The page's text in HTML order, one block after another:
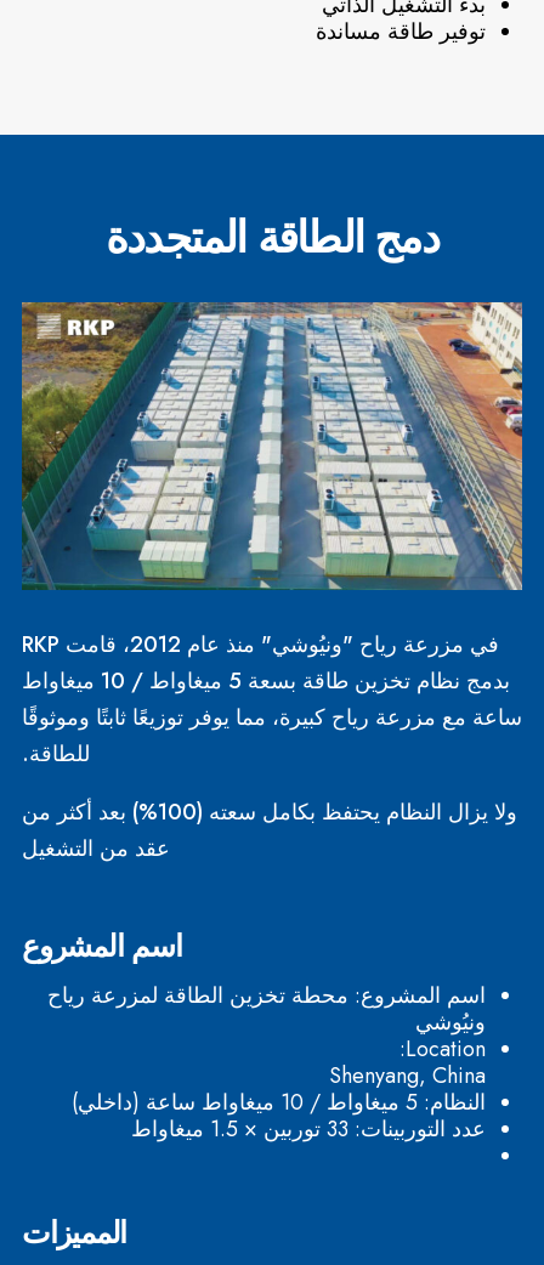
توفير طاقة مساندة
دمج الطاقة المتجددة
في مزرعة رياح "ونيُوشي" منذ عام 2012، قامت RKP
بدمج نظام تخزين طاقة بسعة 5 ميغاواط / 10 ميغاواط
ساعة مع مزرعة رياح كبيرة، مما يوفر توزيعًا ثابتًا وموثوقًا
للطاقة.
ولا يزال النظام يحتفظ بكامل سعته (100%) بعد أكثر من
عقد من التشغيل
اسم المشروع
اسم المشروع: محطة تخزين الطاقة لمزرعة رياح
ونيُوشي
Location:
Shenyang, China
النظام: 5 ميغاواط / 10 ميغاواط ساعة (داخلي)
عدد التوربينات: 33 توربين × 1.5 ميغاواط
المميزات